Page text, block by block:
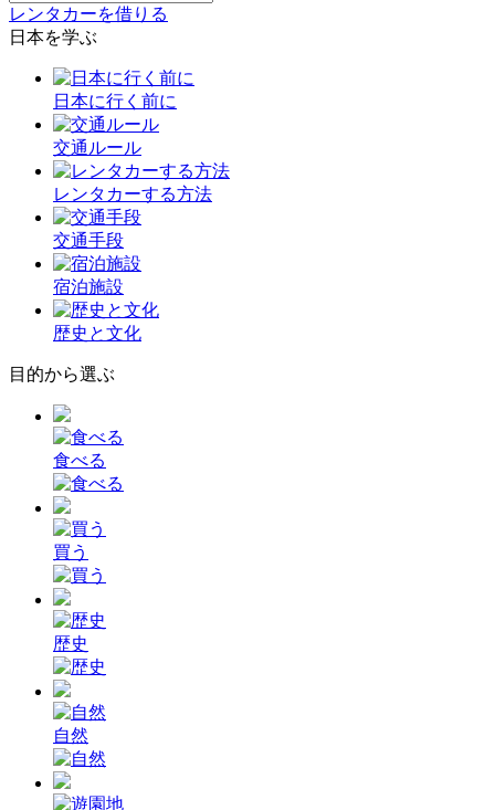
レンタカーを借りる
日本を学ぶ
日本に行く前に
交通ルール
レンタカーする方法
交通手段
宿泊施設
歴史と文化
目的から選ぶ
食べる
買う
歴史
自然